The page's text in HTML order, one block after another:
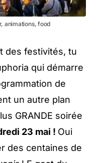
animations, food
des festivités, tu
qui démarre
de
un autre plan
GRANDE soirée
23 mai ! Oui
des centaines de